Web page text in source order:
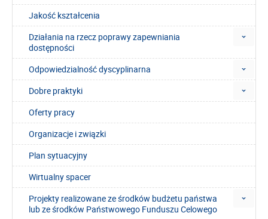
Jakość kształcenia
Działania na rzecz poprawy zapewniania
dostępności
Odpowiedzialność dyscyplinarna
Dobre praktyki
Oferty pracy
Organizacje i związki
Plan sytuacyjny
Wirtualny spacer
Projekty realizowane ze środków budżetu państwa
lub ze środków Państwowego Funduszu Celowego